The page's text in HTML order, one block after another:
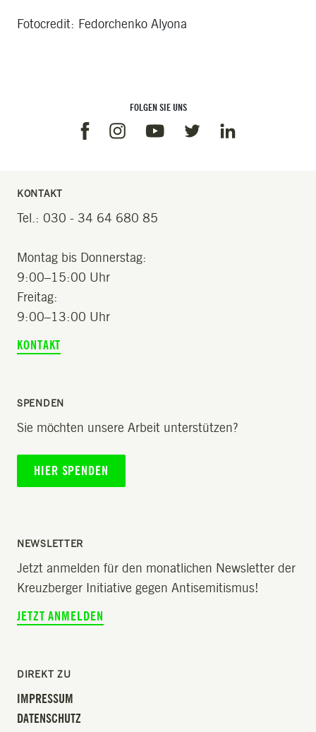
Fotocredit: Fedorchenko Alyona
FOLGEN SIE UNS
FacebookInstagramYoutubeTwitterLinkedin
KONTAKT
Tel.: 030 - 34 64 680 85
Montag bis Donnerstag:
9:00–15:00 Uhr
Freitag:
9:00–13:00 Uhr
KONTAKT
SPENDEN
Sie möchten unsere Arbeit unterstützen?
HIER SPENDEN
NEWSLETTER
Jetzt anmelden für den monatlichen Newsletter der
Kreuzberger Initiative gegen Antisemitismus!
JETZT ANMELDEN
DIREKT ZU
IMPRESSUM
DATENSCHUTZ